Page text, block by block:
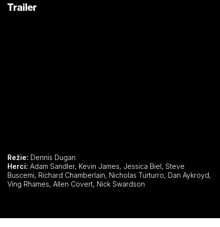
domácnosti, aby si tím pojistil, že dětem bude vyplacena jeho
Trailer
Režie: Dennis Dugan
Herci:
Buscemi, Richard Chamberlain, Nicholas Turturro, Dan Aykroyd,
Ving Rhames, Allen Covert, Nick Swardson